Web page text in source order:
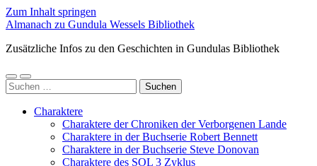
Zum Inhalt springen
Almanach zu Gundula Wessels Bibliothek
Zusätzliche Infos zu den Geschichten in Gundulas Bibliothek
Mobile-
Menü
Suchfeld
ein-/ausblenden
Suchen
nach:
Charaktere
Charaktere der Chroniken der Verborgenen Lande
Charaktere in der Buchserie Robert Bennett
Charaktere in der Buchserie Steve Donovan
Charaktere des SOL 3 Zyklus